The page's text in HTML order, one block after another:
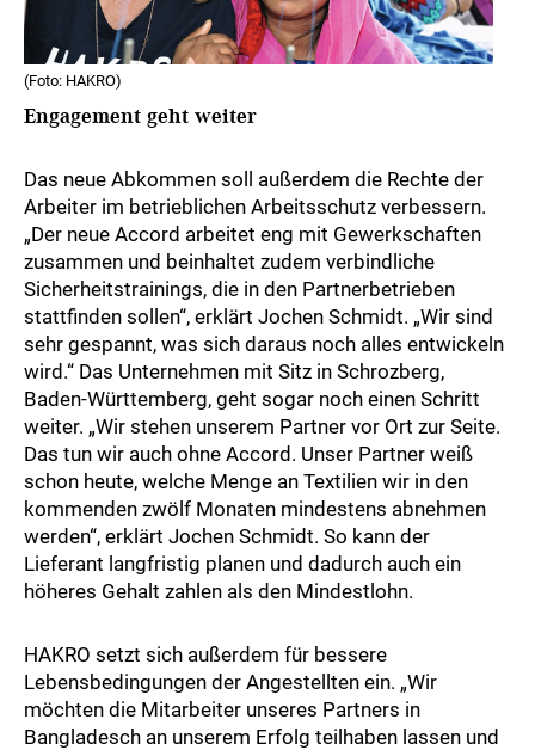
(Foto: HAKRO)
Engagement geht weiter
Das neue Abkommen soll außerdem die Rechte der
Arbeiter im betrieblichen Arbeitsschutz verbessern.
„Der neue Accord arbeitet eng mit Gewerkschaften
zusammen und beinhaltet zudem verbindliche
Sicherheitstrainings, die in den Partnerbetrieben
stattfinden sollen“, erklärt Jochen Schmidt. „Wir sind
sehr gespannt, was sich daraus noch alles entwickeln
wird.“ Das Unternehmen mit Sitz in Schrozberg,
Baden-Württemberg, geht sogar noch einen Schritt
weiter. „Wir stehen unserem Partner vor Ort zur Seite.
Das tun wir auch ohne Accord. Unser Partner weiß
schon heute, welche Menge an Textilien wir in den
kommenden zwölf Monaten mindestens abnehmen
werden“, erklärt Jochen Schmidt. So kann der
Lieferant langfristig planen und dadurch auch ein
höheres Gehalt zahlen als den Mindestlohn.
HAKRO setzt sich außerdem für bessere
Lebensbedingungen der Angestellten ein. „Wir
möchten die Mitarbeiter unseres Partners in
Bangladesch an unserem Erfolg teilhaben lassen und